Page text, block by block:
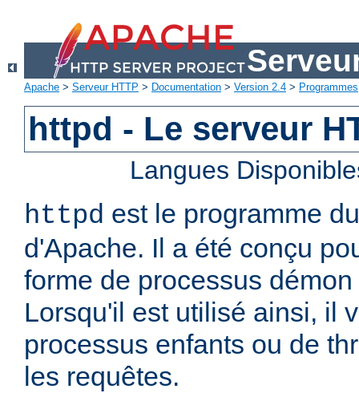
Apache > Serveur HTTP > Documentation > Version 2.4 > Programmes
httpd - Le serveur
Langues
httpd est le programme
d'Apache. Il a été conçu
forme de processus
Lorsqu'il est utilisé ainsi, il
processus enfants ou de
les requêtes.